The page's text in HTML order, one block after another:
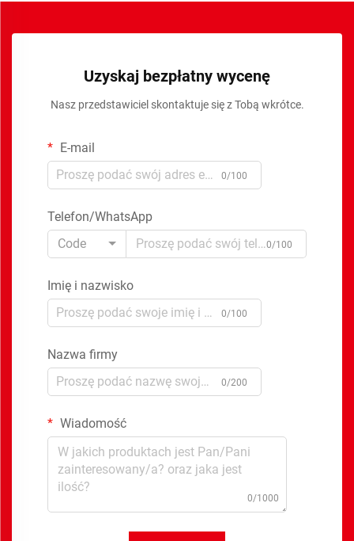
Uzyskaj bezpłatny wycenę
Nasz przedstawiciel skontaktuje się z Tobą wkrótce.
E-mail
0/100
Telefon/WhatsApp
Code
0/100
Imię i nazwisko
0/100
Nazwa firmy
0/200
Wiadomość
0/1000